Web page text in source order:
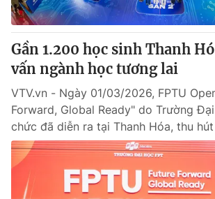
Gần 1.200 học sinh Thanh
vấn ngành học tương lai
VTV.vn - Ngày 01/03/2026, FPTU
Forward, Global Ready" do Trường
chức đã diễn ra tại Thanh Hóa, thu